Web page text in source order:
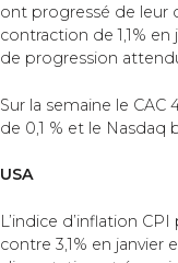
ont progressé de leur
contraction de 1,1%
de progression
Sur la semaine le CAC
de 0,1 % et le Nasdaq
USA
L’indice d’inflation
contre 3,1% en janvier